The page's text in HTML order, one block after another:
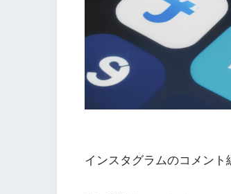
インスタグラムのコメント